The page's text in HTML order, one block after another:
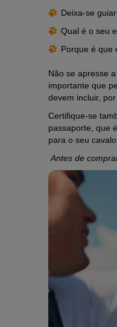
Deixa-se
Qual é o seu
Porque é que
Não se apresse
importante que
devem incluir,
Certifique-se
passaporte, que
para o seu
Antes de